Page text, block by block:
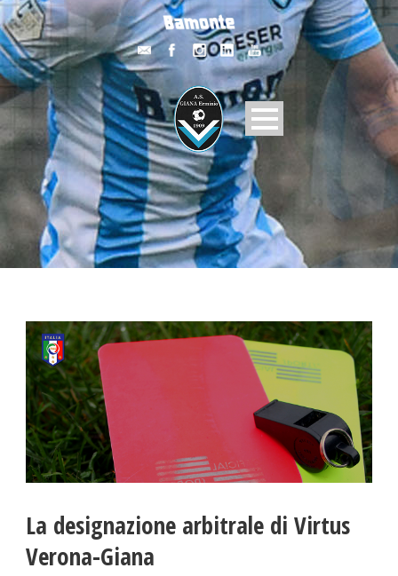
La designazione arbitrale di Virtus
Verona-Giana